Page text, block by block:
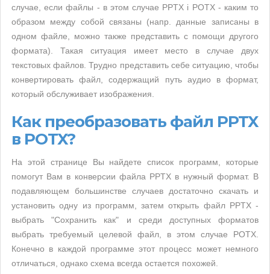
случае, если файлы - в этом случае PPTX i POTX - каким то
образом между собой связаны (напр. данные записаны в
одном файле, можно также представить с помощи другого
формата). Такая ситуация имеет место в случае двух
текстовых файлов. Трудно представить себе ситуацию, чтобы
конвертировать файл, содержащий путь аудио в формат,
который обслуживает изображения.
Как преобразовать файл PPTX
в POTX?
На этой странице Вы найдете список программ, которые
помогут Вам в конверсии файла PPTX в нужный формат. В
подавляющем большинстве случаев достаточно скачать и
установить одну из программ, затем открыть файл PPTX -
выбрать "Сохранить как" и среди доступных форматов
выбрать требуемый целевой файл, в этом случае POTX.
Конечно в каждой программе этот процесс может немного
отличаться, однако схема всегда остается похожей.